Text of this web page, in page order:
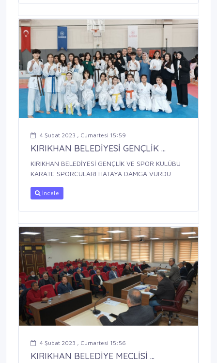
4 Şubat 2023 , Cumartesi 15:59
KIRIKHAN BELEDİYESİ GENÇLİK ...
KIRIKHAN BELEDİYESİ GENÇLİK VE SPOR KULÜBÜ
KARATE SPORCULARI HATAYA DAMGA VURDU
İncele
4 Şubat 2023 , Cumartesi 15:56
KIRIKHAN BELEDİYE MECLİSİ ...